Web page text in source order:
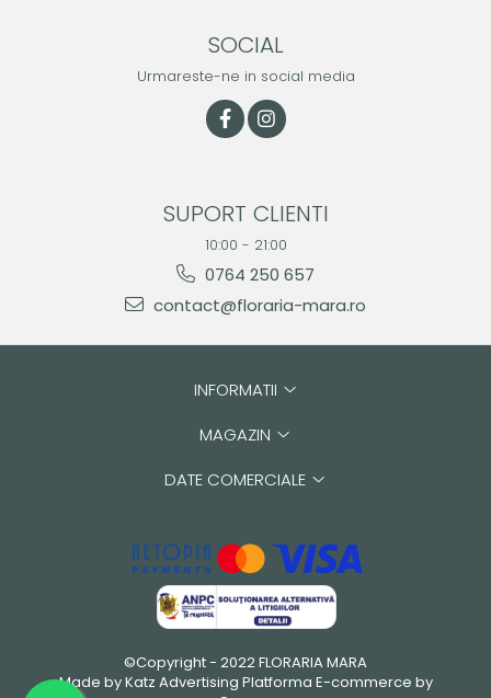
SOCIAL
Urmareste-ne in social media
SUPORT CLIENTI
10:00 - 21:00
0764 250 657
contact@floraria-mara.ro
INFORMATII
MAGAZIN
DATE COMERCIALE
©Copyright - 2022 FLORARIA MARA
Made by Katz Advertising Platforma E-commerce by